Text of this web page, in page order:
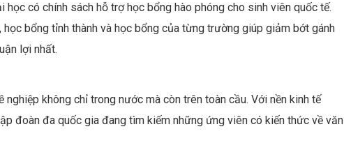
học có chính sách hỗ trợ học bổng hào phóng cho sinh viên quốc tế.
học bổng tỉnh thành và học bổng của từng trường giúp giảm bớt gánh
lợi nhất.
nghiệp không chỉ trong nước mà còn trên toàn cầu. Với nền kinh tế
đoàn đa quốc gia đang tìm kiếm những ứng viên có kiến thức về văn